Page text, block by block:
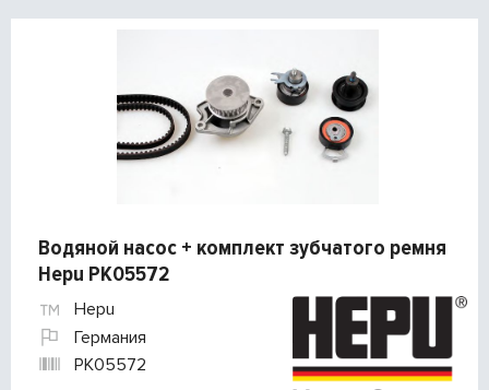
Водяной насос + комплект зубчатого ремня
Hepu PK05572
Hepu
Германия
PK05572